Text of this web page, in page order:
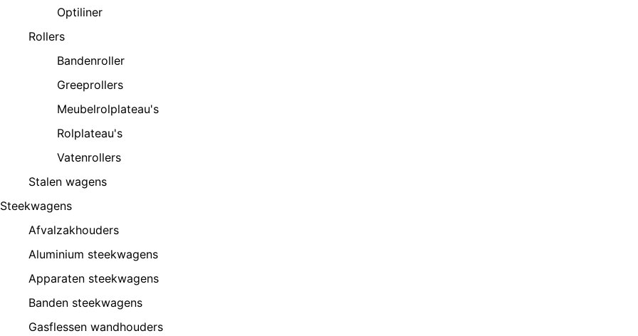
Optiliner
Rollers
Bandenroller
Greeprollers
Meubelrolplateau's
Rolplateau's
Vatenrollers
Stalen wagens
Steekwagens
Afvalzakhouders
Aluminium steekwagens
Apparaten steekwagens
Banden steekwagens
Gasflessen wandhouders